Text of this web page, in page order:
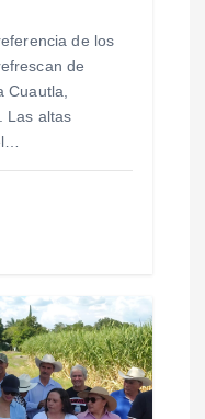
de los
de
Cuautla,
Las altas